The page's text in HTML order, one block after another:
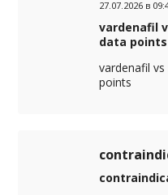
27.07.2026 в
vardenafil
data points
vardenafil
points